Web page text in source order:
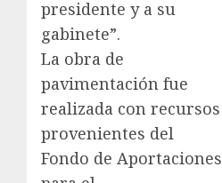
presidente y a su
gabinete”.
La obra de
pavimentación fue
realizada con recursos
provenientes del
Fondo de Aportaciones